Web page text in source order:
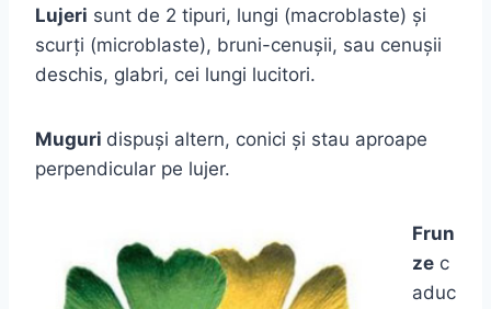
Lujeri sunt de 2 tipuri, lungi (macroblaste) şi
scurţi (microblaste), bruni-cenuşii, sau cenuşii
deschis, glabri, cei lungi lucitori.
Muguri dispuşi altern, conici şi stau aproape
perpendicular pe lujer.
Frun
ze c
aduc